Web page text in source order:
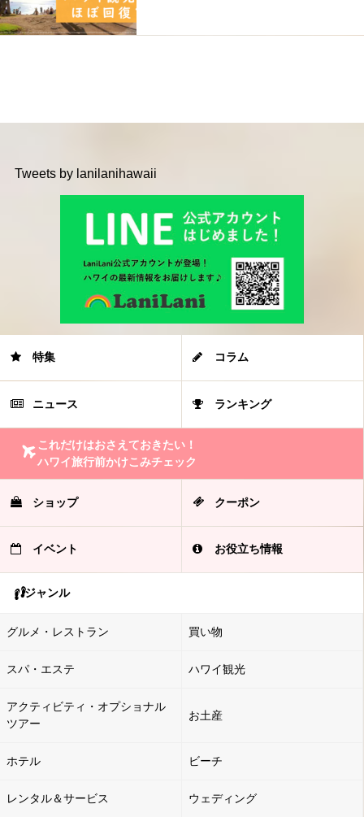
Tweets by lanilanihawaii
特集 コラム
ニュース ランキング
これだけはおさえておきたい！
ハワイ旅行前かけこみチェック
ショップ クーポン
イベント お役立ち情報
ジャンル
グルメ・レストラン 買い物
スパ・エステ ハワイ観光
アクティビティ・オプショナル
ツアー
お土産
ホテル ビーチ
レンタル＆サービス ウェディング